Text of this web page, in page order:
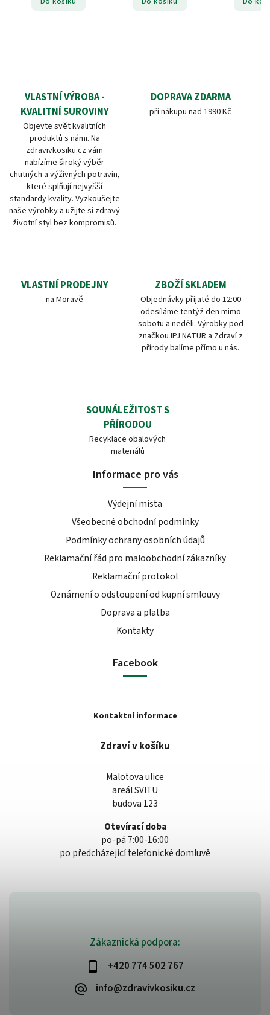
VLASTNÍ VÝROBA -
KVALITNÍ SUROVINY
Objevte svět kvalitních
produktů s námi. Na
zdravivkosiku.cz vám
nabízíme široký výběr
chutných a výživných potravin,
které splňují nejvyšší
standardy kvality. Vyzkoušejte
naše výrobky a užijte si zdravý
životní styl bez kompromisů.
DOPRAVA ZDARMA
při nákupu nad 1990 Kč
VLASTNÍ PRODEJNY
na Moravě
ZBOŽÍ SKLADEM
Objednávky přijaté do 12:00
odesíláme tentýž den mimo
sobotu a neděli. Výrobky pod
značkou IPJ NATUR a Zdraví z
přírody balíme přímo u nás.
SOUNÁLEŽITOST S
PŘÍRODOU
Recyklace obalových
materiálů
Zákaznická podpora:
+420 774 502 767
info@zdravivkosiku.cz
Informace pro vás
Výdejní místa
Všeobecné obchodní podmínky
Podmínky ochrany osobních údajů
Reklamační řád pro maloobchodní zákazníky
Reklamační protokol
Oznámení o odstoupení od kupní smlouvy
Doprava a platba
Kontakty
Facebook
Kontaktní informace
Zdraví v košíku
Malotova ulice
areál SVITU
budova 123
Otevírací doba
po-pá 7:00-16:00
po předcházející telefonické domluvě